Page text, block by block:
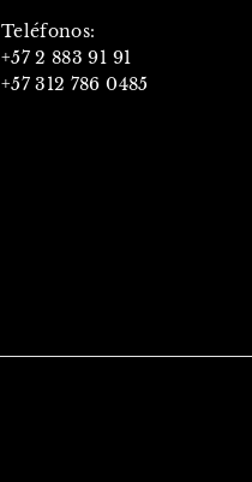
Teléfonos:
+57 2 883 91 91
+57 312 786 0485